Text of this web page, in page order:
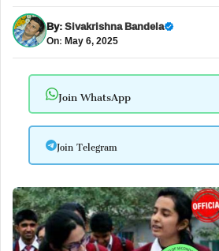
By:Sivakrishna Bandela
On: May 6, 2025
Join WhatsApp
Join Telegram